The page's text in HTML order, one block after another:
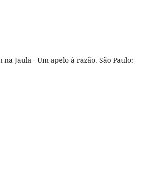
Jaula - Um apelo à razão. São Paulo: